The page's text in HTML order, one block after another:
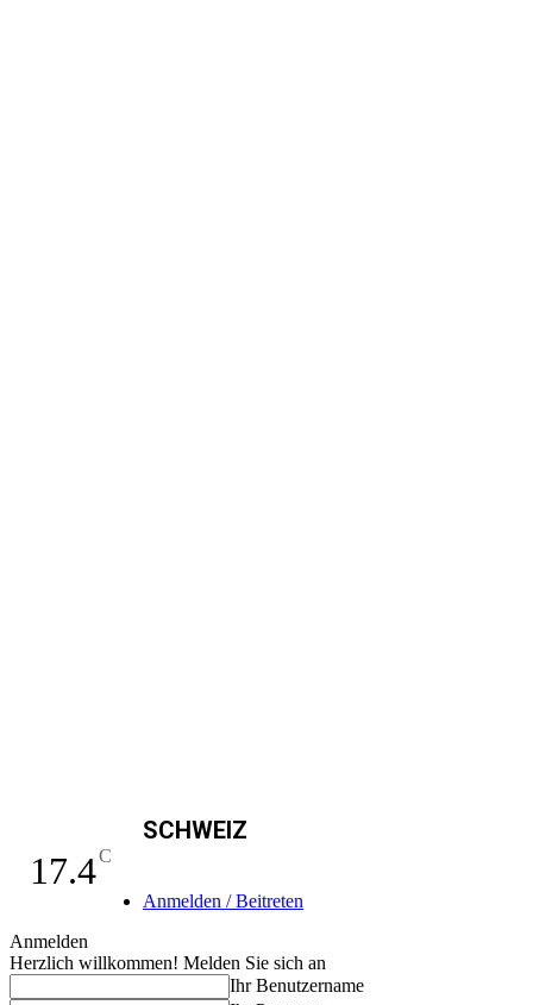
17.4C
SCHWEIZ
Anmelden / Beitreten
Anmelden
Herzlich willkommen! Melden Sie sich an
Ihr Benutzername